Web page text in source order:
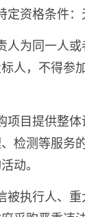
资格条件：
为同一人或
人，不得参
目提供整体
检测等服务
动。
执行人、重